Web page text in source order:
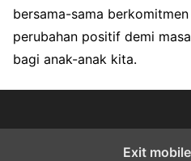
bersama-sama
perubahan positif demi
bagi anak-anak kita.
Exit